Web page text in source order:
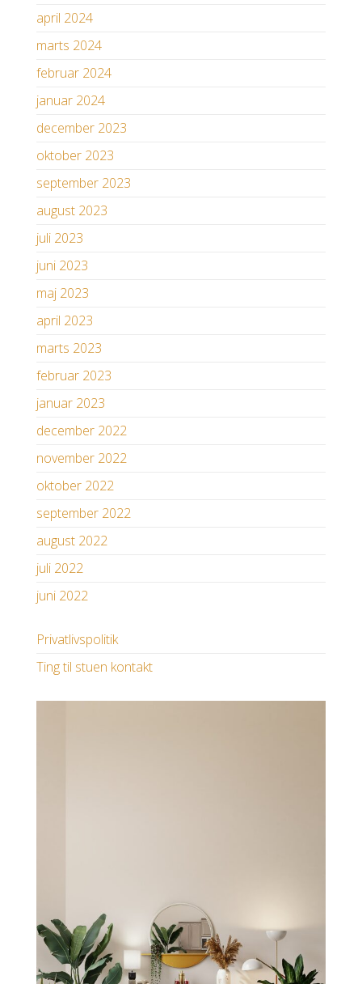
april 2024
marts 2024
februar 2024
januar 2024
december 2023
oktober 2023
september 2023
august 2023
juli 2023
juni 2023
maj 2023
april 2023
marts 2023
februar 2023
januar 2023
december 2022
november 2022
oktober 2022
september 2022
august 2022
juli 2022
juni 2022
Privatlivspolitik
Ting til stuen kontakt